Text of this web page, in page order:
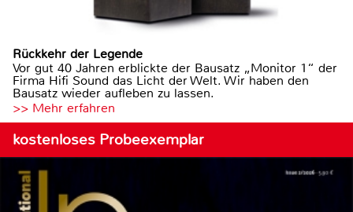
Rückkehr der Legende
Vor gut 40 Jahren erblickte der Bausatz „Monitor 1“ der
Firma Hifi Sound das Licht der Welt. Wir haben den
Bausatz wieder aufleben zu lassen.
>> Mehr erfahren
kostenloses Probeexemplar